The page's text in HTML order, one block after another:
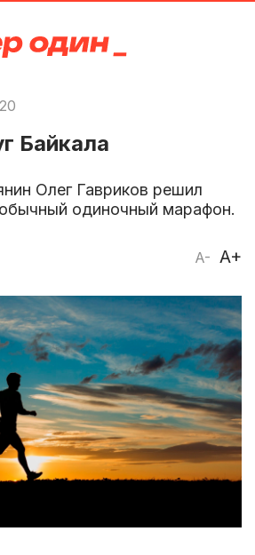
Байкала
Олег Гавриков решил
одиночный марафон.
A- A+